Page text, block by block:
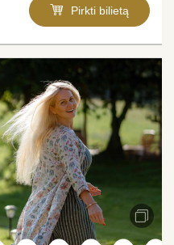
Pirkti bilietą